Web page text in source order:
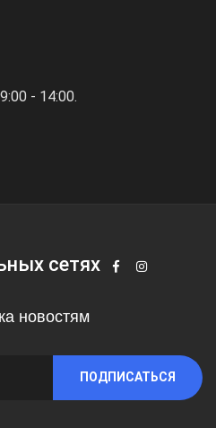
- 14:00.
сетях
новостям
ПОДПИСАТЬСЯ